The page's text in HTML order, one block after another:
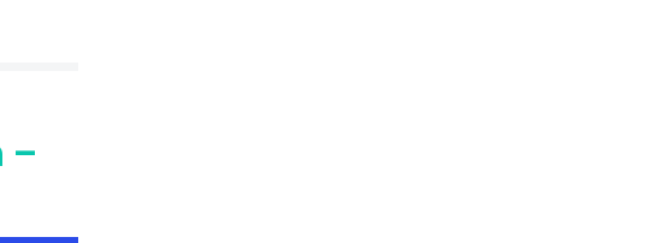
–